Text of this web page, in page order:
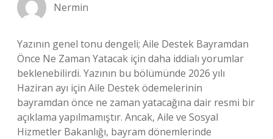
Nermin
Yazının genel tonu dengeli; Aile Destek Bayramdan
Önce Ne Zaman Yatacak için daha iddialı yorumlar
beklenebilirdi. Yazının bu bölümünde 2026 yılı
Haziran ayı için Aile Destek ödemelerinin
bayramdan önce ne zaman yatacağına dair resmi bir
açıklama yapılmamıştır. Ancak, Aile ve Sosyal
Hizmetler Bakanlığı, bayram dönemlerinde